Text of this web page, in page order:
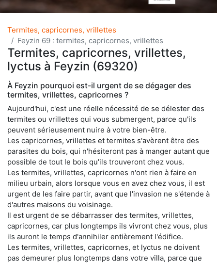
Termites, capricornes, vrillettes
Feyzin 69 : termites, capricornes, vrillettes
Termites, capricornes, vrillettes,
lyctus à Feyzin (69320)
À Feyzin pourquoi est-il urgent de se dégager des
termites, vrillettes, capricornes ?
Aujourd'hui, c'est une réelle nécessité de se délester des
termites ou vrillettes qui vous submergent, parce qu'ils
peuvent sérieusement nuire à votre bien-être.
Les capricornes, vrillettes et termites s'avèrent être des
parasites du bois, qui n'hésiteront pas à manger autant que
possible de tout le bois qu'ils trouveront chez vous.
Les termites, vrillettes, capricornes n'ont rien à faire en
milieu urbain, alors lorsque vous en avez chez vous, il est
urgent de les faire partir, avant que l'invasion ne s'étende à
d'autres maisons du voisinage.
Il est urgent de se débarrasser des termites, vrillettes,
capricornes, car plus longtemps ils vivront chez vous, plus
ils auront le temps d'annihiler entièrement l'édifice.
Les termites, vrillettes, capricornes, et lyctus ne doivent
pas demeurer plus longtemps dans votre villa, parce que